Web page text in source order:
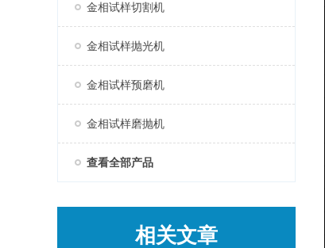
金相试样切割机
金相试样抛光机
金相试样预磨机
金相试样磨抛机
查看全部产品
相关文章